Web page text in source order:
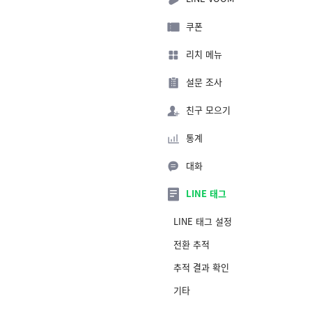
쿠폰
리치 메뉴
설문 조사
친구 모으기
통계
대화
LINE 태그
LINE 태그 설정
전환 추적
추적 결과 확인
기타